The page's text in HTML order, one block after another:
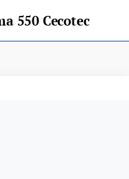
550 Cecotec